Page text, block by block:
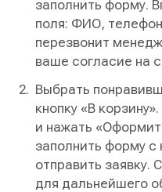
заполнить форму.
поля: ФИО,
перезвонит
ваше согласие на
Выбрать
кнопку «В
и нажать
заполнить форму
отправить заявку.
для дальнейшего